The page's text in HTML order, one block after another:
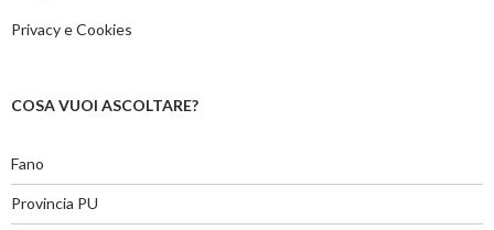
Privacy e Cookies
COSA VUOI ASCOLTARE?
Fano
Provincia PU